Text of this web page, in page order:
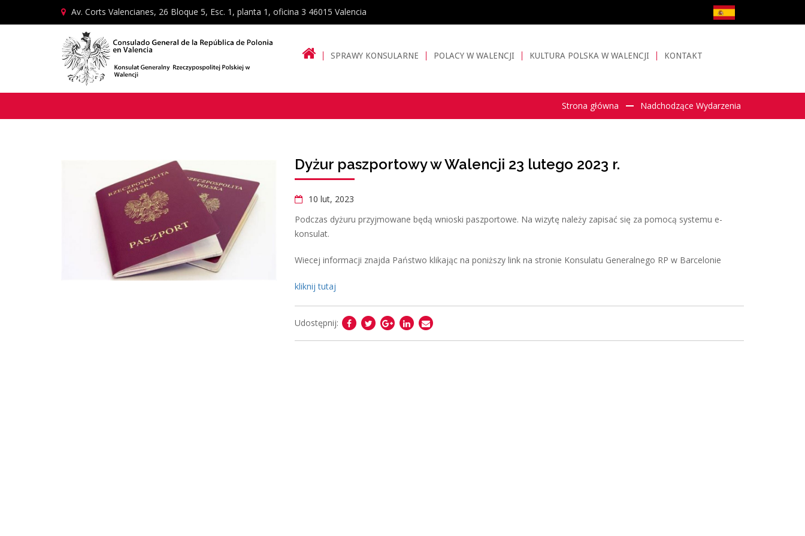
Av. Corts Valencianes, 26 Bloque 5, Esc. 1, planta 1, oficina 3 46015 Valencia
SPRAWY KONSULARNE POLACY W WALENCJI KULTURA POLSKA W WALENCJI KONTAKT
Strona główna Nadchodzące Wydarzenia
Dyżur paszportowy w Walencji 23 lutego 2023 r.
10 lut, 2023
Podczas dyżuru przyjmowane będą wnioski paszportowe. Na wizytę należy zapisać się za pomocą systemu e-
konsulat.
Wiecej informacji znajda Państwo klikając na poniższy link na stronie Konsulatu Generalnego RP w Barcelonie
kliknij tutaj
Udostępnij: